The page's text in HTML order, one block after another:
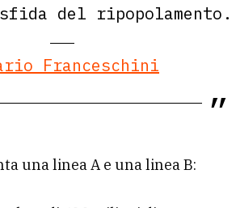
del ripopolamento.
Franceschini
una linea A e una linea B: